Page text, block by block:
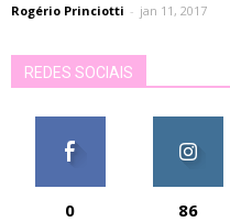
Rogério Princiotti - jan 11, 2017
REDES SOCIAIS
0 86